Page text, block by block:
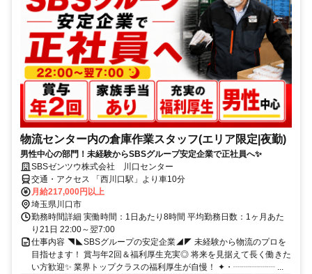
物流センター内の倉庫作業スタッフ(エリア限定|夜勤)
男性中心の部門！未経験からSBSグループ安定企業で正社員へ✨
SBSゼンツウ株式会社 川口センター
交通・アクセス 「西川口駅」より車10分
月給217,000円以上
埼玉県川口市
勤務時間詳細 実働時間：1日あたり8時間 平均勤務日数：1ヶ月あた
り21日 22:00～翌7:00
仕事内容 ◥◣SBSグループの安定企業◢◤ 未経験から物流のプロを
目指せます！ 賞与年2回＆福利厚生充実◎ 将来を見据えて長く働きた
い方歓迎✨ 業界トップクラスの福利厚生が自慢！ ✦・┈┈┈┈┈ ...